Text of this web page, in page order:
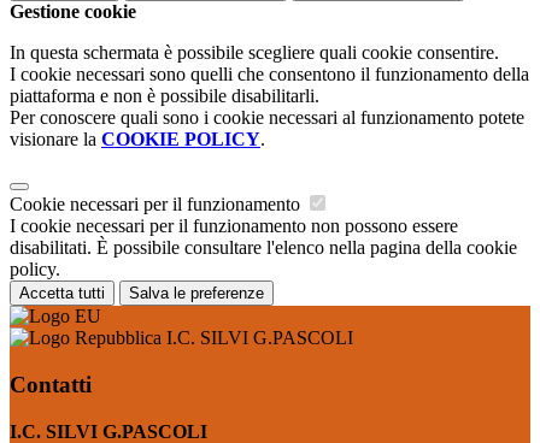
Gestione cookie
In questa schermata è possibile scegliere quali cookie consentire.
I cookie necessari sono quelli che consentono il funzionamento della
piattaforma e non è possibile disabilitarli.
Per conoscere quali sono i cookie necessari al funzionamento potete
visionare la COOKIE POLICY.
Cookie necessari per il funzionamento
I cookie necessari per il funzionamento non possono essere
disabilitati. È possibile consultare l'elenco nella pagina della cookie
policy.
Accetta tutti Salva le preferenze
I.C. SILVI G.PASCOLI
Contatti
I.C. SILVI G.PASCOLI